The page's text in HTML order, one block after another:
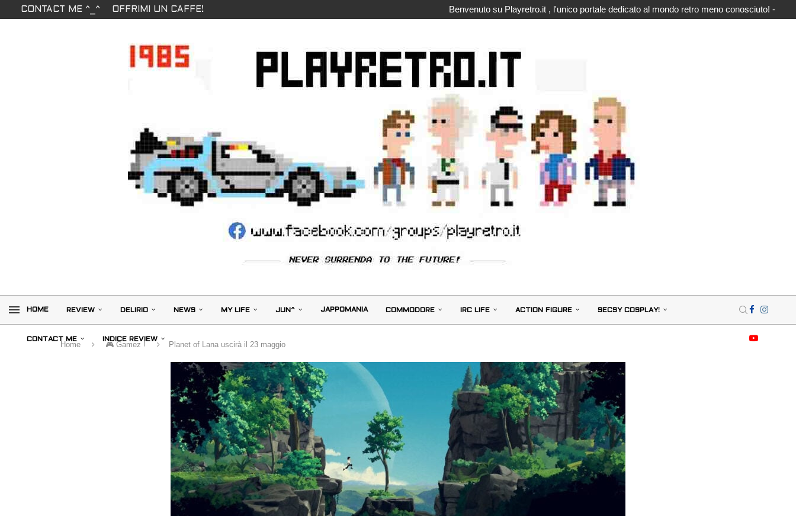
CONTACT ME ^_^ OFFRIMI UN CAFFE! Benvenuto su Playretro.it , l'unico portale dedicato al mondo retro meno conosciuto! -
HOME REVIEW DELIRIO NEWS MY LIFE JUN^ JAPPOMANIA COMMODORE IRC LIFE ACTION FIGURE SECSY COSPLAY!
CONTACT ME INDICE REVIEW
Home 🎮 Gamez ! Planet of Lana uscirà il 23 maggio